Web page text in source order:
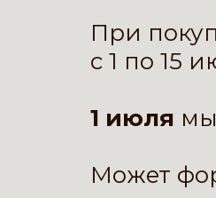
При
с 1 по 15
1 июля
Может